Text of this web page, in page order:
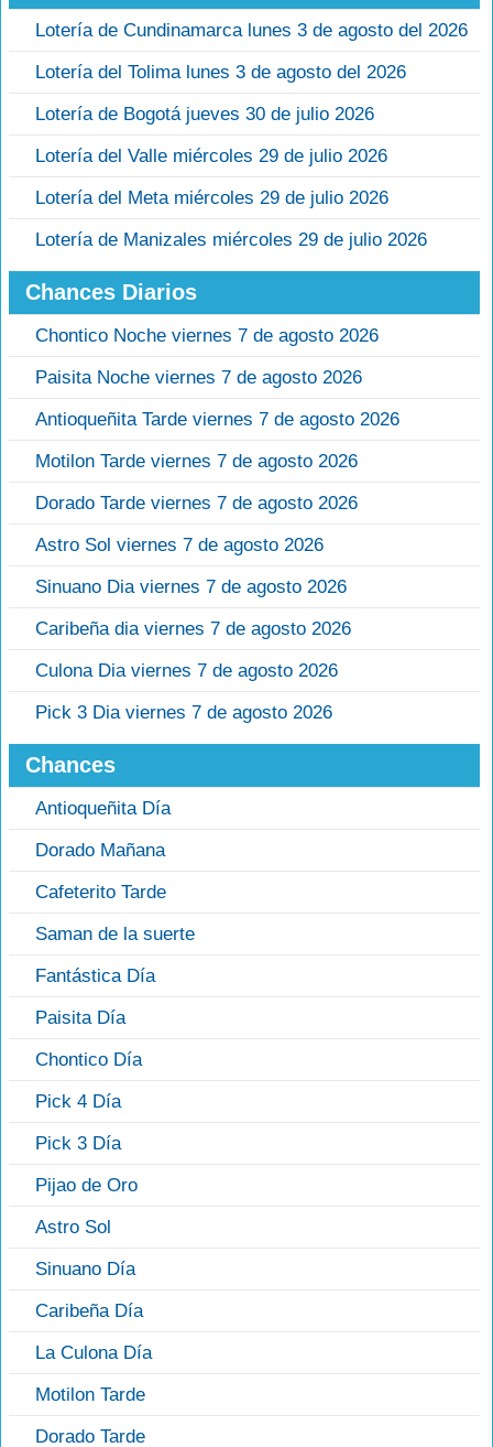
Lotería de Cundinamarca lunes 3 de agosto del 2026
Lotería del Tolima lunes 3 de agosto del 2026
Lotería de Bogotá jueves 30 de julio 2026
Lotería del Valle miércoles 29 de julio 2026
Lotería del Meta miércoles 29 de julio 2026
Lotería de Manizales miércoles 29 de julio 2026
Chances Diarios
Chontico Noche viernes 7 de agosto 2026
Paisita Noche viernes 7 de agosto 2026
Antioqueñita Tarde viernes 7 de agosto 2026
Motilon Tarde viernes 7 de agosto 2026
Dorado Tarde viernes 7 de agosto 2026
Astro Sol viernes 7 de agosto 2026
Sinuano Dia viernes 7 de agosto 2026
Caribeña dia viernes 7 de agosto 2026
Culona Dia viernes 7 de agosto 2026
Pick 3 Dia viernes 7 de agosto 2026
Chances
Antioqueñita Día
Dorado Mañana
Cafeterito Tarde
Saman de la suerte
Fantástica Día
Paisita Día
Chontico Día
Pick 4 Día
Pick 3 Día
Pijao de Oro
Astro Sol
Sinuano Día
Caribeña Día
La Culona Día
Motilon Tarde
Dorado Tarde